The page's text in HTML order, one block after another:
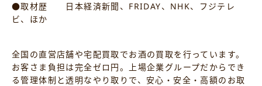
●取材歴 日本経済新聞、FRIDAY、NHK、フジテレ
ビ、ほか
全国の直営店舗や宅配買取でお酒の買取を行っています。
お客さま負担は完全ゼロ円。上場企業グループだからでき
る管理体制と透明なやり取りで、安心・安全・高額のお取